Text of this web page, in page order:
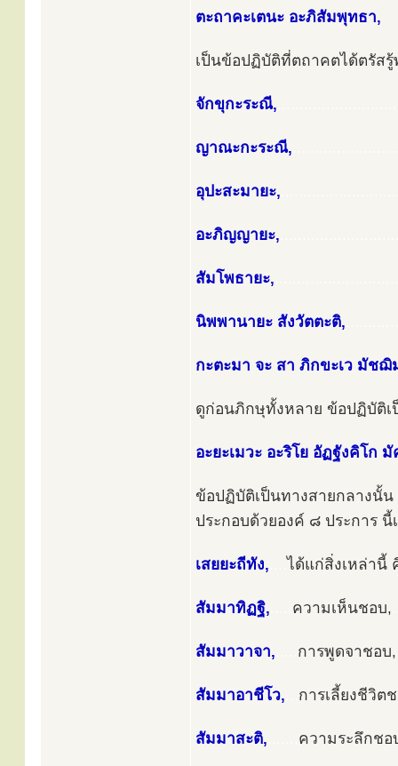
ตะถาคะเตนะ อะภิสัมพุทธา,
เป็นข้อปฏิบัติที่ตถาคตได้ตรัสรู้
จักขุกะระณี,
ญาณะกะระณี,
อุปะสะมายะ,
อะภิญญายะ,
สัมโพธายะ,
นิพพานายะ สังวัตตะติ,
กะตะมา จะ สา ภิกขะเว มัชฌิ
ดูก่อนภิกษุทั้งหลาย ข้อปฏิบัติเ
อะยะเมวะ อะริโย อัฏฐังคิโก
ข้อปฏิบัติเป็นทางสายกลางนั้
ประกอบด้วยองค์ ๘ ประการ นี้
เสยยะถีทัง, ....ได้แก่สิ่งเหล่านี้
สัมมาทิฏฐิ, ความเห็นชอบ,
สัมมาวาจา, การพูดจาชอบ,
สัมมาอาชีโว, การเลี้ยงชีวิต
สัมมาสะติ, ความระลึกชอ